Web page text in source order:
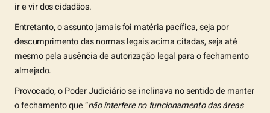
ir e vir dos cidadãos.
Entretanto, o assunto jamais foi matéria pacífica, seja por
descumprimento das normas legais acima citadas, seja até
mesmo pela ausência de autorização legal para o fechamento
almejado.
Provocado, o Poder Judiciário se inclinava no sentido de manter
o fechamento que “não interfere no funcionamento das áreas